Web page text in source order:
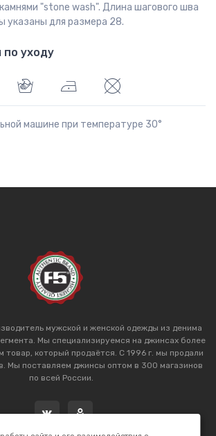
"stone wash". Длина шагового шва
указаны для размера 28.
уходу
машине при температуре 30°
мужской и женской одежды из денима
Мы специализируемся на джинсах более
товар, который продаётся. С 1996 г. мы продали
Мы поставляем джинсы оптом в 300 магазинов
по всей России.